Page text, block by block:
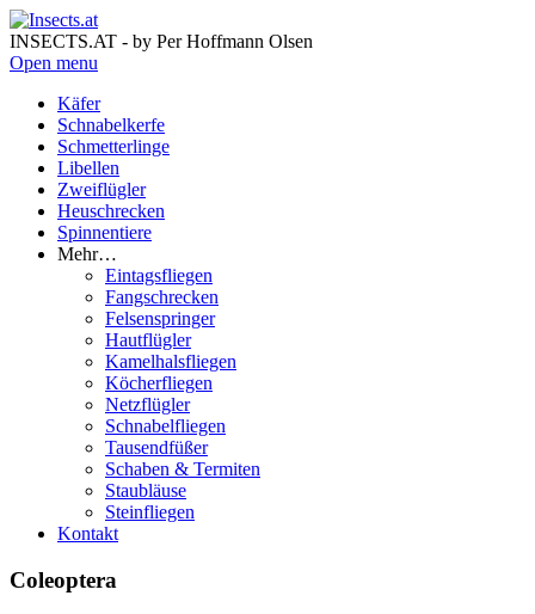
INSECTS.AT - by Per Hoffmann Olsen
Open menu
Käfer
Schnabelkerfe
Schmetterlinge
Libellen
Zweiflügler
Heuschrecken
Spinnentiere
Mehr…
Eintagsfliegen
Fangschrecken
Felsenspringer
Hautflügler
Kamelhalsfliegen
Köcherfliegen
Netzflügler
Schnabelfliegen
Tausendfüßer
Schaben & Termiten
Staubläuse
Steinfliegen
Kontakt
Coleoptera